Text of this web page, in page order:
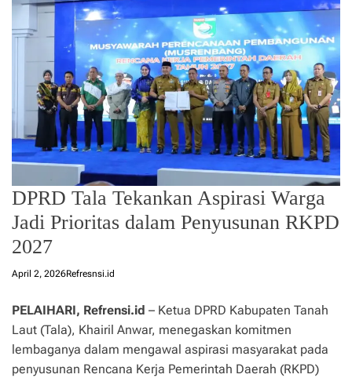
DPRD Tala Tekankan Aspirasi Warga
Jadi Prioritas dalam Penyusunan RKPD
2027
April 2, 2026Refresnsi.id
PELAIHARI, Refrensi.id – Ketua DPRD Kabupaten Tanah
Laut (Tala), Khairil Anwar, menegaskan komitmen
lembaganya dalam mengawal aspirasi masyarakat pada
penyusunan Rencana Kerja Pemerintah Daerah (RKPD)